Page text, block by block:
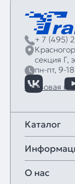
+ 7 (495)
секция Г,
пн-пт, 9-18
Правовая
Каталог
О нас